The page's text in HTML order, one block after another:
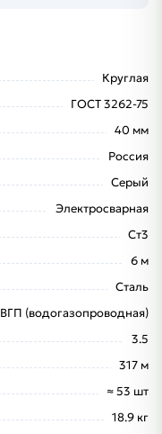
Круглая
ГОСТ 3262-75
40 мм
Россия
Серый
Электросварная
Ст3
6 м
Сталь
ВГП (водогазопроводная)
3.5
317 м
≈ 53 шт
18.9 кг